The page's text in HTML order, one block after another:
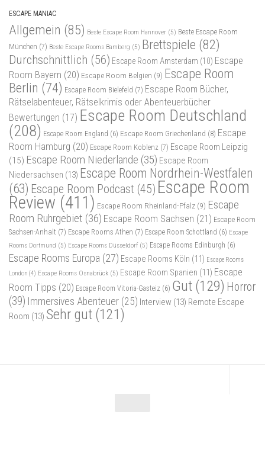
ESCAPE MANIAC
Allgemein (85) Beste Escape Room Hannover (5) Beste Escape Room
München (7) Beste Escape Rooms Bamberg (5) Brettspiele (82)
Durchschnittlich (56) Escape Room Amsterdam (10) Escape
Room Bayern (20) Escape Room Belgien (9) Escape Room
Berlin (74) Escape Room Bielefeld (7) Escape Room Bücher,
Rätselabenteuer, Rätselkrimis oder Abenteuerbücher
Bewertungen (17) Escape Room Deutschland
(208) Escape Room England (6) Escape Room Griechenland (8) Escape
Room Hamburg (20) Escape Room Koblenz (7) Escape Room Leipzig
(15) Escape Room Niederlande (35) Escape Room
Niedersachsen (13) Escape Room Nordrhein-Westfalen
(63) Escape Room Podcast (45) Escape Room
Review (411) Escape Room Rheinland-Pfalz (9) Escape
Room Ruhrgebiet (36) Escape Room Sachsen (21) Escape Room
Sachsen-Anhalt (7) Escape Rooms Athen (7) Escape Room Schottland (6) Escape
Rooms Dortmund (5) Escape Rooms Düsseldorf (5) Escape Rooms Edinburgh (6)
Escape Rooms Europa (27) Escape Rooms Köln (11) Escape Rooms
London (4) Escape Rooms Osnabrück (5) Escape Room Spanien (11) Escape
Room Tipps (20) Escape Room Vitoria-Gasteiz (6) Gut (129) Horror
(39) Immersives Abenteuer (25) Interview (13) Remote Escape
Room (13) Sehr gut (121)